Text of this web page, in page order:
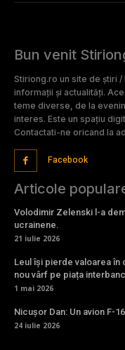
Bun venit
Stiriong.ro un site de știri
informații și actualități.
teme diverse, de la
interes. Este un spațiu
Contactati-ne oricand la
Facebook
Articole
Volodimir Zelenski l-a
ucrainene.
21 iulie 2026
Leul își pierde valoarea
nou vârf pe piața
1 mai 2026
Nicușor Dan: Un avion F-
24 iulie 2026